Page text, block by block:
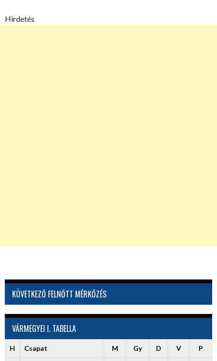
Hirdetés
KÖVETKEZŐ FELNŐTT MÉRKŐZÉS
VÁRMEGYEI I. TABELLA
H Csapat M Gy D V P